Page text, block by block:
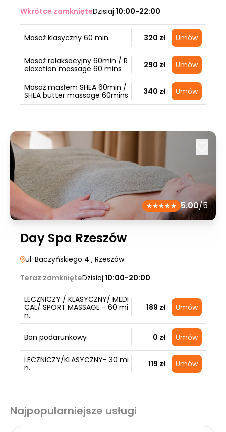
Wkrótce zamknięteDzisiaj:10:00-22:00
Masaż klasyczny 60 min. 320 zł Umów
Masaż relaksacyjny 60min / R
elaxation massage 60 mins
290 zł Umów
Masaż masłem SHEA 60min /
SHEA butter massage 60mins
340 zł Umów
5.00/5
Day Spa Rzeszów
ul. Baczyńskiego 4 , Rzeszów
Teraz zamknięteDzisiaj:10:00-20:00
LECZNICZY / KLASYCZNY/ MEDI
CAL/ SPORT MASSAGE - 60 mi
n.
189 zł Umów
Bon podarunkowy 0 zł Umów
LECZNICZY/KLASYCZNY- 30 mi
n.
119 zł Umów
Najpopularniejsze usługi